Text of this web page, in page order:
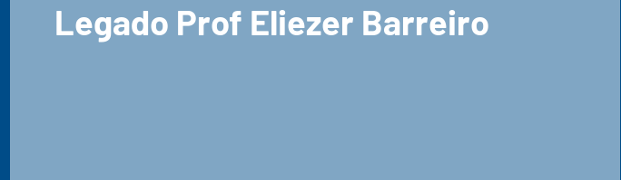
Legado Prof Eliezer Barreiro